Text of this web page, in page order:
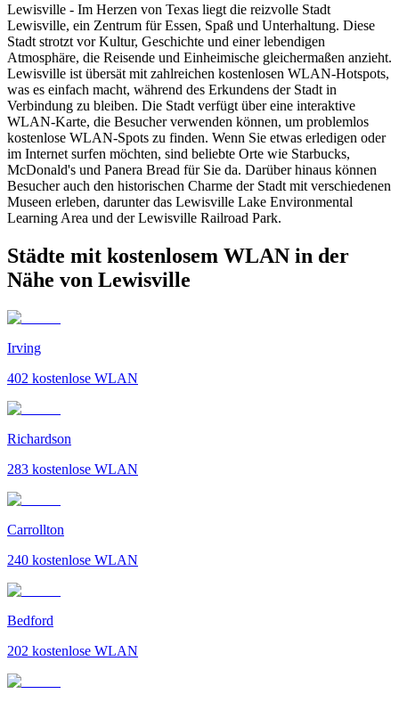
Lewisville - Im Herzen von Texas liegt die reizvolle Stadt
Lewisville, ein Zentrum für Essen, Spaß und Unterhaltung. Diese
Stadt strotzt vor Kultur, Geschichte und einer lebendigen
Atmosphäre, die Reisende und Einheimische gleichermaßen anzieht.
Lewisville ist übersät mit zahlreichen kostenlosen WLAN-Hotspots,
was es einfach macht, während des Erkundens der Stadt in
Verbindung zu bleiben. Die Stadt verfügt über eine interaktive
WLAN-Karte, die Besucher verwenden können, um problemlos
kostenlose WLAN-Spots zu finden. Wenn Sie etwas erledigen oder
im Internet surfen möchten, sind beliebte Orte wie Starbucks,
McDonald's und Panera Bread für Sie da. Darüber hinaus können
Besucher auch den historischen Charme der Stadt mit verschiedenen
Museen erleben, darunter das Lewisville Lake Environmental
Learning Area und der Lewisville Railroad Park.
Städte mit kostenlosem WLAN in der
Nähe von Lewisville
Irving
402 kostenlose WLAN
Richardson
283 kostenlose WLAN
Carrollton
240 kostenlose WLAN
Bedford
202 kostenlose WLAN